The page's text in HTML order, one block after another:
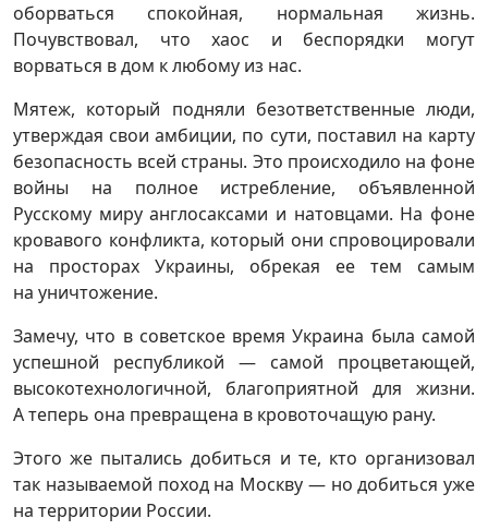
оборваться спокойная, нормальная жизнь.
Почувствовал, что хаос и беспорядки могут
ворваться в дом к любому из нас.
Мятеж, который подняли безответственные люди,
утверждая свои амбиции, по сути, поставил на карту
безопасность всей страны. Это происходило на фоне
войны на полное истребление, объявленной
Русскому миру англосаксами и натовцами. На фоне
кровавого конфликта, который они спровоцировали
на просторах Украины, обрекая ее тем самым
на уничтожение.
Замечу, что в советское время Украина была самой
успешной республикой — самой процветающей,
высокотехнологичной, благоприятной для жизни.
А теперь она превращена в кровоточащую рану.
Этого же пытались добиться и те, кто организовал
так называемой поход на Москву — но добиться уже
на территории России.